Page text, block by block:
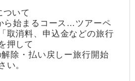
ついて
ら始まるコース…ツアーペ
取消料、申込金などの旅行
押して
除・払い戻しー旅行開始
い。